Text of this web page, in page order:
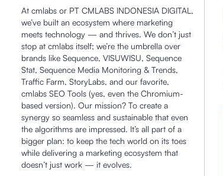
At cmlabs or PT CMLABS INDONESIA DIGITAL,
we’ve built an ecosystem where marketing
meets technology — and thrives. We don’t just
stop at cmlabs itself; we’re the umbrella over
brands like Sequence, VISUWISU, Sequence
Stat, Sequence Media Monitoring & Trends,
Traffic Farm, StoryLabs, and our favorite,
cmlabs SEO Tools (yes, even the Chromium-
based version). Our mission? To create a
synergy so seamless and sustainable that even
the algorithms are impressed. It’s all part of a
bigger plan: to keep the tech world on its toes
while delivering a marketing ecosystem that
doesn’t just work — it evolves.